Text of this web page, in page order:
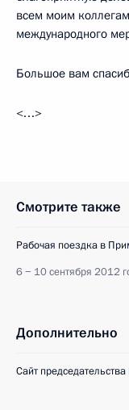
всем моим
международного
Большое вам
<…>
Смотрите также
Рабочая поездка в
6 − 10 сентября 2012
Дополнительно
Сайт